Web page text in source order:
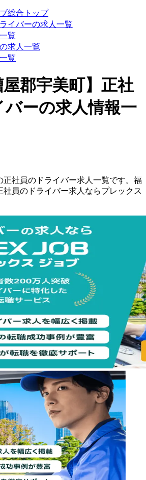
総合トップ
イバーの求人一覧
覧
求人一覧
覧
屋郡宇美町】正社
バーの求人情報一
正社員の ドライバー求人一覧です。 福
社員の ドライバー求人ならプレックス